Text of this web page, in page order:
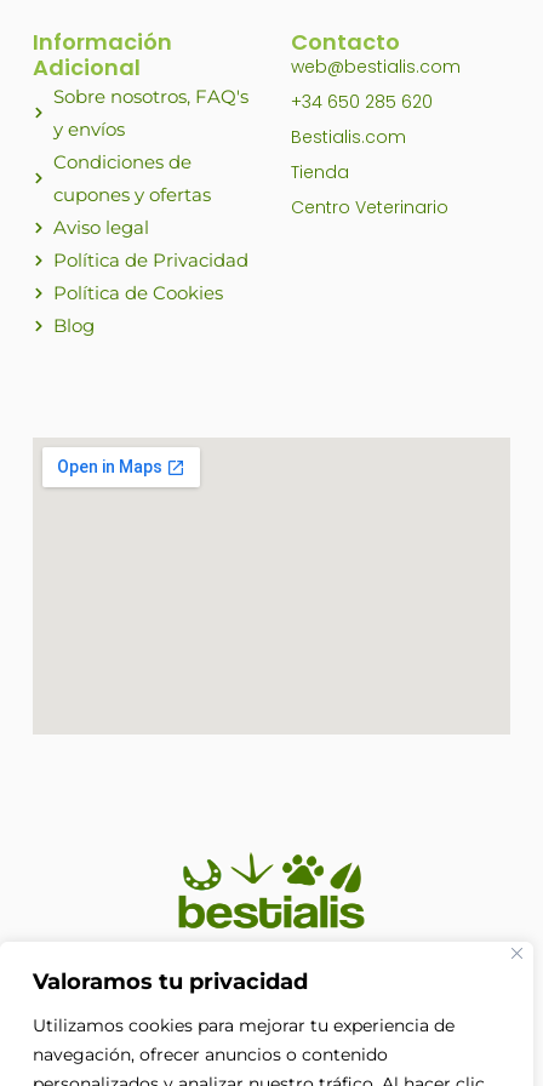
Valoramos tu privacidad
Utilizamos cookies para mejorar tu experiencia de
navegación, ofrecer anuncios o contenido
En Bestialis unimos calidad, confianza y pasión por los
merecen. Porque su bienestar no es solo nuestra
prioridad, es nuestra razón de ser.
F
Información
Adicional
Sobre nosotros, FAQ's
y envíos
Condiciones de
cupones y ofertas
Aviso legal
Política de Privacidad
Política de Cookies
Blog
Contacto
web@bestialis.com
+34 650 285 620
Bestialis.com
Tienda
Centro Veterinario